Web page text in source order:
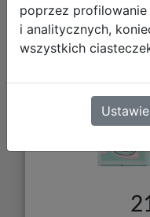
poprzez
i analitycznych,
wszystkich